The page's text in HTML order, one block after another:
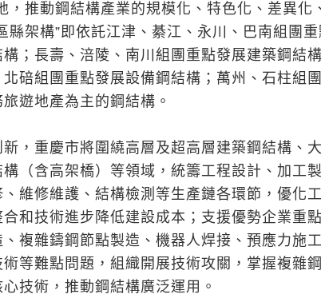
，推動鋼結構產業的規模化、特色化、差異化
縣架構”即依託江津、綦江、永川、巴南組團
；長壽、涪陵、南川組團重點發展建築鋼結
碚組團重點發展設備鋼結構；萬州、石柱組
遊地產為主的鋼結構。
，重慶市將圍繞高層及超高層建築鋼結構、
（含高架橋）等領域，統籌工程設計、加工
維修維護、結構檢測等生產鏈各環節，優化
和技術進步降低建設成本；支援優勢企業重
複雜鑄鋼節點製造、機器人焊接、預應力施
等難點問題，組織開展技術攻關，掌握複雜
技術，推動鋼結構廣泛運用。